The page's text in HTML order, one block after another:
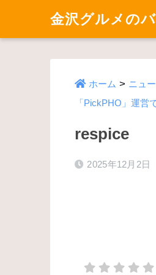
金沢グルメの
ホーム > ニュ
「PickPHO」運営
respice
2025年12月2日